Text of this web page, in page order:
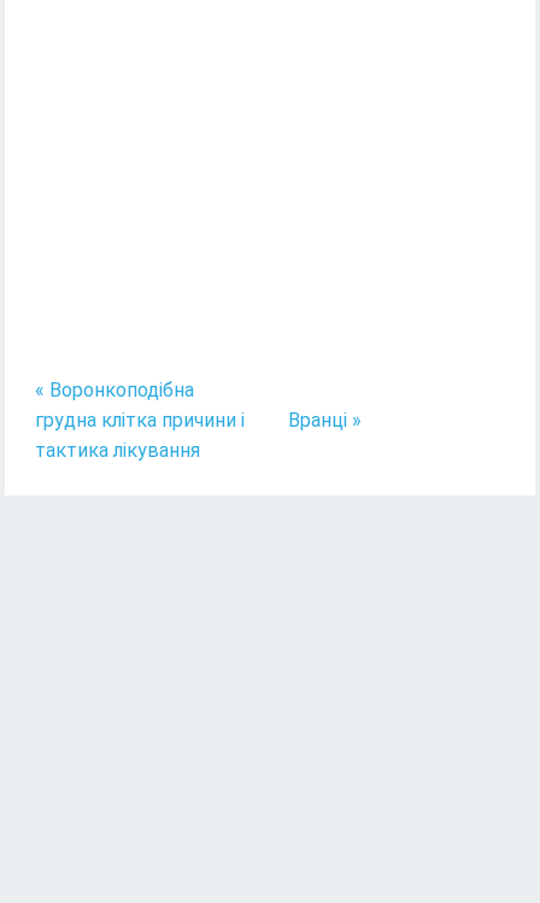
« Воронкоподібна
грудна клітка причини і
тактика лікування
Вранці »